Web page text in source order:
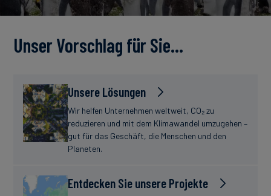
Unser Vorschlag für Sie…
Unsere Lösungen
Wir helfen Unternehmen weltweit, CO₂ zu
reduzieren und mit dem Klimawandel umzugehen –
gut für das Geschäft, die Menschen und den
Planeten.
Entdecken Sie unsere Projekte